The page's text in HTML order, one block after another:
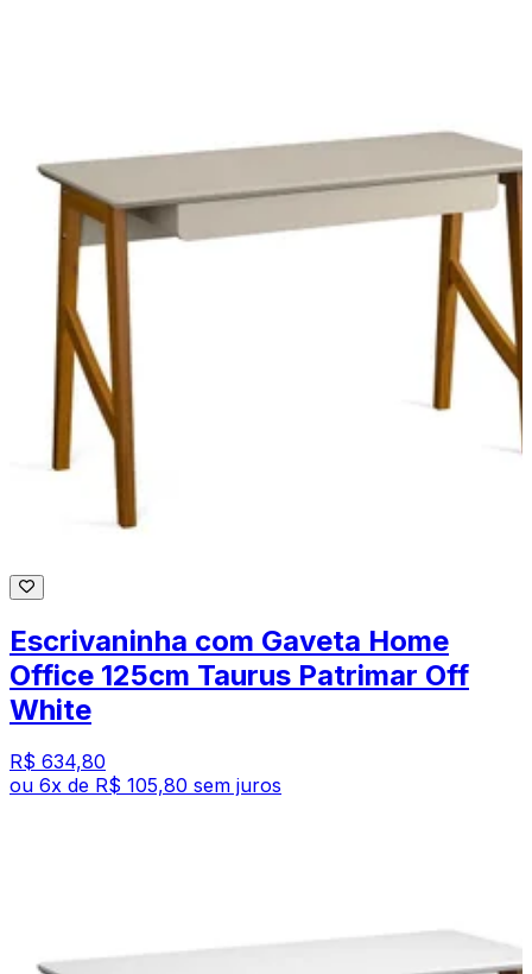
Escrivaninha com Gaveta Home
Office 125cm Taurus Patrimar Off
White
R$ 634,80
ou 6x de R$ 105,80 sem juros